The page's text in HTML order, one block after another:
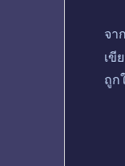
จา
เขี
ถูก